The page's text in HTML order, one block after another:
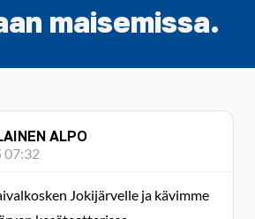
maisemissa.
ALPO
07:32
Jokijärvelle ja kävimme